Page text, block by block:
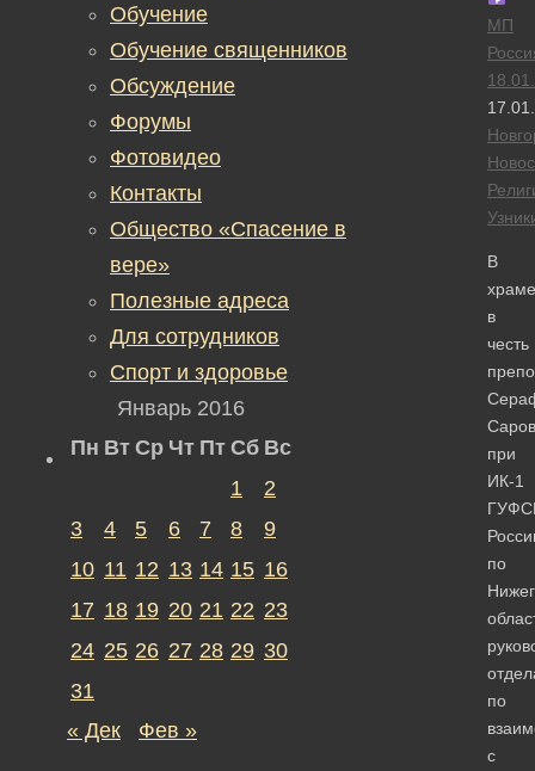
МП
В
храме
в
честь
при
ИК-1
по
по
с
Обучение
Обучение священников
Обсуждение
Форумы
Фотовидео
Контакты
Общество «Спасение в
вере»
Полезные адреса
Для сотрудников
Спорт и здоровье
Январь 2016
Пн Вт Ср Чт Пт Сб Вс
1
2
3
4 5 6 7 8
9
10 11 12 13 14 15 16
17 18 19 20 21 22 23
24 25 26 27 28 29 30
31
« Дек
Фев »